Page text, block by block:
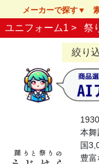
メーカーで探す
ユニフォーム1 > 祭
絞り
本
国
豊